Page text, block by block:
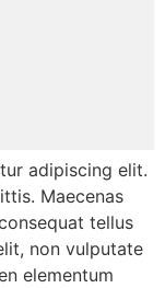
adipiscing elit.
Maecenas
tellus
non vulputate
elementum